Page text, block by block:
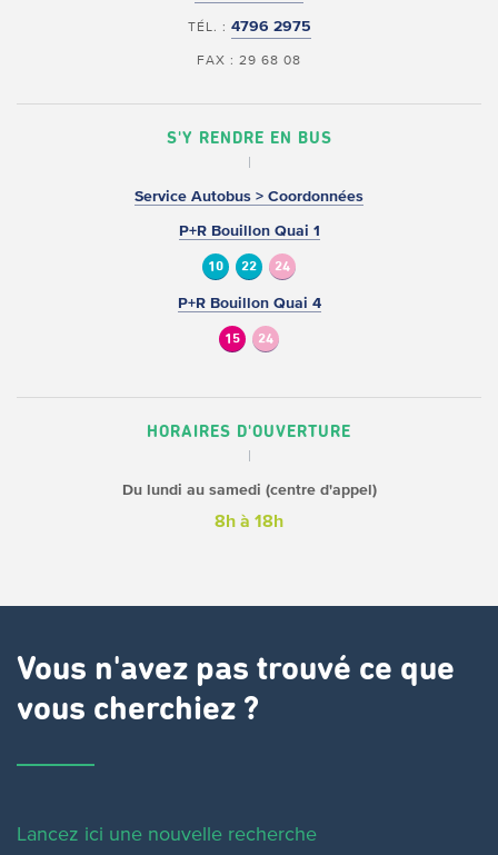
TÉL. : 4796 2975
FAX : 29 68 08
S'Y RENDRE EN BUS
Service Autobus > Coordonnées
P+R Bouillon Quai 1
10 22 24
P+R Bouillon Quai 4
15 24
HORAIRES D'OUVERTURE
Du lundi au samedi (centre d'appel)
8h à 18h
Vous n'avez pas trouvé ce que
vous cherchiez ?
Lancez ici une nouvelle recherche